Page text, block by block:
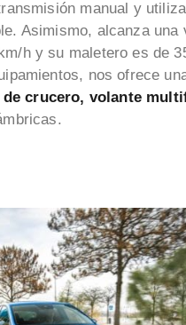
manual y
Asimismo, alcanza una
h y su maletero es de
nos ofrece
crucero, volante